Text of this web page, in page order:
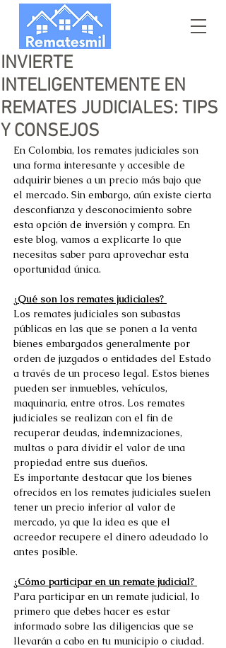
INVIERTE
INTELIGENTEMENTE EN
REMATES JUDICIALES: TIPS
Y CONSEJOS
En Colombia, los remates judiciales son
una forma interesante y accesible de
adquirir bienes a un precio más bajo que
el mercado. Sin embargo, aún existe cierta
desconfianza y desconocimiento sobre
esta opción de inversión y compra. En
este blog, vamos a explicarte lo que
necesitas saber para aprovechar esta
oportunidad única.
¿Qué son los remates judiciales?
Los remates judiciales son subastas
públicas en las que se ponen a la venta
bienes embargados generalmente por
orden de juzgados o entidades del Estado
a través de un proceso legal. Estos bienes
pueden ser inmuebles, vehículos,
maquinaria, entre otros. Los remates
judiciales se realizan con el fin de
recuperar deudas, indemnizaciones,
multas o para dividir el valor de una
propiedad entre sus dueños.
Es importante destacar que los bienes
ofrecidos en los remates judiciales suelen
tener un precio inferior al valor de
mercado, ya que la idea es que el
acreedor recupere el dinero adeudado lo
antes posible.
¿Cómo participar en un remate judicial?
Para participar en un remate judicial, lo
primero que debes hacer es estar
informado sobre las diligencias que se
llevarán a cabo en tu municipio o ciudad.